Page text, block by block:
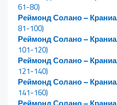
61-80)
Реймонд Солано –
81-100)
Реймонд Солано –
101-120)
Реймонд Солано –
121-140)
Реймонд Солано –
141-160)